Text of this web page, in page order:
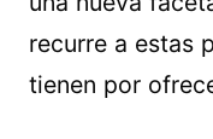
recurre a estas
tienen por